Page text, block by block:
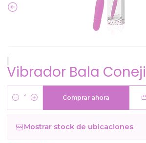
Vibrador Bala
Cantidad
Comprar ahora
Mostrar stock de ubicaciones